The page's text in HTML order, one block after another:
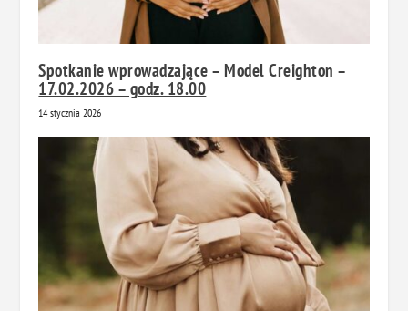
Spotkanie wprowadzające – Model Creighton –
17.02.2026 – godz. 18.00
14 stycznia 2026